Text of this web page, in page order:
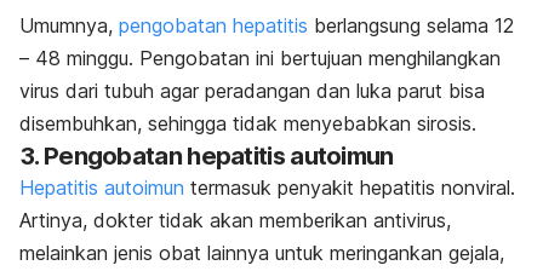
Umumnya, pengobatan hepatitis berlangsung selama 12
– 48 minggu. Pengobatan ini bertujuan menghilangkan
virus dari tubuh agar peradangan dan luka parut bisa
disembuhkan, sehingga tidak menyebabkan sirosis.
3. Pengobatan hepatitis autoimun
Hepatitis autoimun termasuk penyakit hepatitis nonviral.
Artinya, dokter tidak akan memberikan antivirus,
melainkan jenis obat lainnya untuk meringankan gejala,